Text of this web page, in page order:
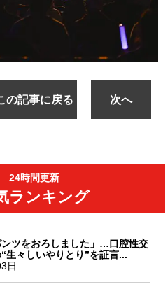
の記事に戻る 次へ
24時間更新
ランキング
ンツをおろしました」…口腔性交
生々しいやりとり”を証言...
日